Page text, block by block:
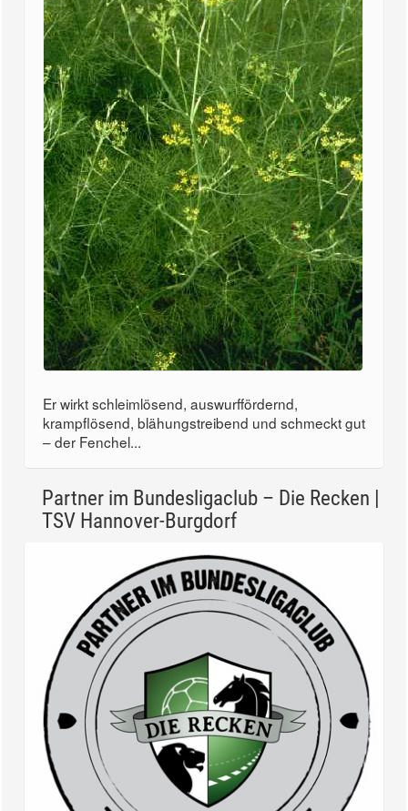
Er wirkt schleimlösend, auswurffördernd,
krampflösend, blähungstreibend und schmeckt gut
– der Fenchel...
Partner im Bundesligaclub – Die Recken |
TSV Hannover-Burgdorf